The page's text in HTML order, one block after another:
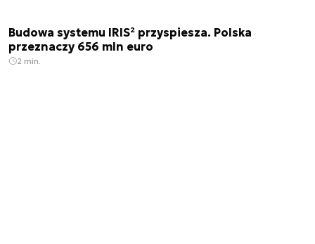
Budowa systemu IRIS² przyspiesza. Polska
przeznaczy 656 mln euro
2 min.